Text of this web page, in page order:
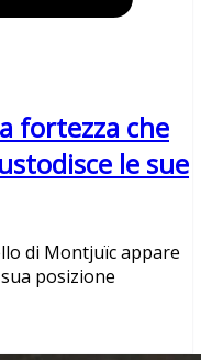
fortezza che
le sue
di Montjuïc appare
posizione